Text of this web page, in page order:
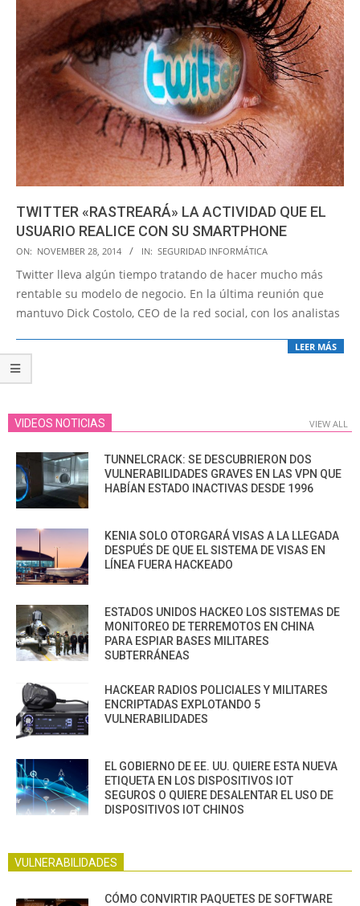
TWITTER «RASTREARÁ» LA ACTIVIDAD QUE EL
USUARIO REALICE CON SU SMARTPHONE
2014-
11-
28
ON: NOVEMBER 28, 2014 IN: SEGURIDAD INFORMÁTICA
Twitter lleva algún tiempo tratando de hacer mucho más
rentable su modelo de negocio. En la última reunión que
mantuvo Dick Costolo, CEO de la red social, con los analistas
LEER MÁS
VIDEOS NOTICIAS VIEW ALL
TUNNELCRACK: SE DESCUBRIERON DOS
VULNERABILIDADES GRAVES EN LAS VPN QUE
HABÍAN ESTADO INACTIVAS DESDE 1996
KENIA SOLO OTORGARÁ VISAS A LA LLEGADA
DESPUÉS DE QUE EL SISTEMA DE VISAS EN
LÍNEA FUERA HACKEADO
ESTADOS UNIDOS HACKEO LOS SISTEMAS DE
MONITOREO DE TERREMOTOS EN CHINA
PARA ESPIAR BASES MILITARES
SUBTERRÁNEAS
HACKEAR RADIOS POLICIALES Y MILITARES
ENCRIPTADAS EXPLOTANDO 5
VULNERABILIDADES
EL GOBIERNO DE EE. UU. QUIERE ESTA NUEVA
ETIQUETA EN LOS DISPOSITIVOS IOT
SEGUROS O QUIERE DESALENTAR EL USO DE
DISPOSITIVOS IOT CHINOS
VULNERABILIDADES
CÓMO CONVIRTIR PAQUETES DE SOFTWARE